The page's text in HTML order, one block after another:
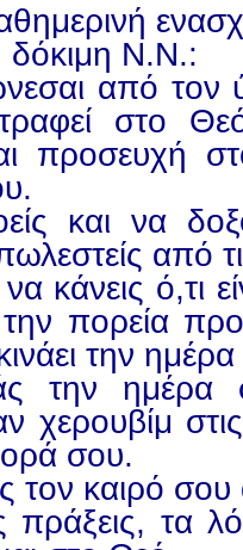
δόκιμη Ν.Ν.:
από
στο
προσευχή
και να
από
κάνεις ό,τι
πορεία
την
την ημέρα
χερουβίμ
σου.
τον καιρό σου
πράξεις, τα